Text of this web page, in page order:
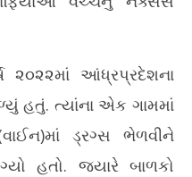
આંધ્રપ્રદેશના
હતું. ત્યાંના એક ગામમાં
ડ્રગ્સ ભેળવીને
હતો. જ્યારે બાળકો